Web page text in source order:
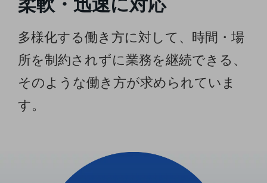
セキュリティ対策
遠隔監視
顧客体験（CX）改善
自動化・省電化
人材不足解消
業種・業態で探す
多様化する働き方に対して、時間・場
所を制約されずに業務を継続できる、
そのような働き方が求められていま
す。